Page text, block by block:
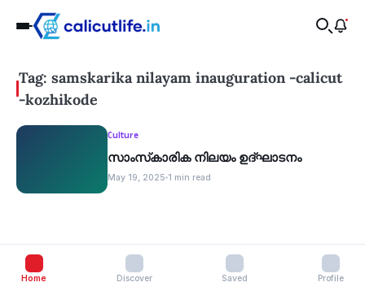
Tag: samskarika nilayam inauguration -calicut
-kozhikode
Culture
സാംസ്‌കാരിക നിലയം ഉദ്ഘാടനം
May 19, 2025 1 min read
Home Discover Saved Profile